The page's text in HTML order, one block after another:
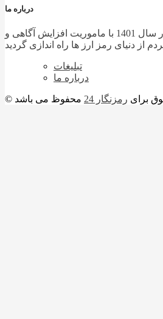
درباره ما
سایت رمزنگار 24 در سال 1401 با ماموریت افزایش آگاهی و
تبلیغات
درباره ما
برای رمزنگار 24